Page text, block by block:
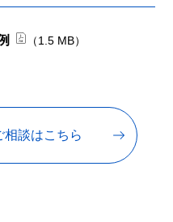
（1.5 MB）
相談はこちら